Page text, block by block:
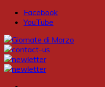
Facebook
YouTube